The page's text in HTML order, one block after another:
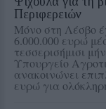
Περιφερειών
Μόνο στη Λέσβο
6.000.000 ευρώ
τεσσερισήμισι
Υπουργείο
ανακοινώνει
ευρώ για